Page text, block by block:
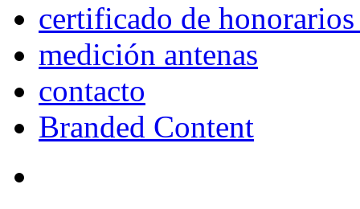
certificado de
medición antenas
contacto
Branded Content